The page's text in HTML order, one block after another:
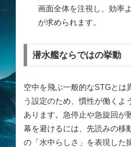
画面全体を注視し、効率
が求められます。
潜水艦ならではの挙動
空中を飛ぶ一般的なSTGとは
う設定のため、慣性が働くよ
あります。急停止や急旋回が
幕を避けるには、先読みの移
の「水中らしさ」を表現した